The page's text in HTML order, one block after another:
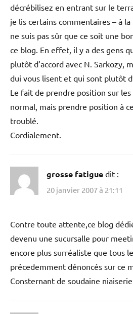
décrébilisez en entrant sur le
je lis certains commentaires – à
ne suis pas sûr que ce soit une
ce blog. En effet, il y a des gens
plutôt d’accord avec N. Sarkozy,
dui vous lisent et qui sont plutôt
Le fait de prendre position sur
normal, mais prendre position à
troublé.
Cordialement.
grosse fatigue dit :
20 janvier 2007 à 21:11
Contre toute attente,ce blog
devenu une sucursalle pour
encore plus surréaliste que tous
précedemment dénoncés sur ce
Consternant de soudaine